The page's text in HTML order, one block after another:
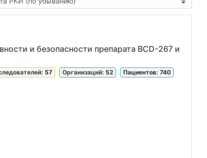
и безопасности препарата BCD-267 и
Пациентов: 740
Организаций: 52
: 57